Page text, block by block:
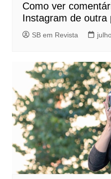
Como ver
Instagram de outra
SB em Revista